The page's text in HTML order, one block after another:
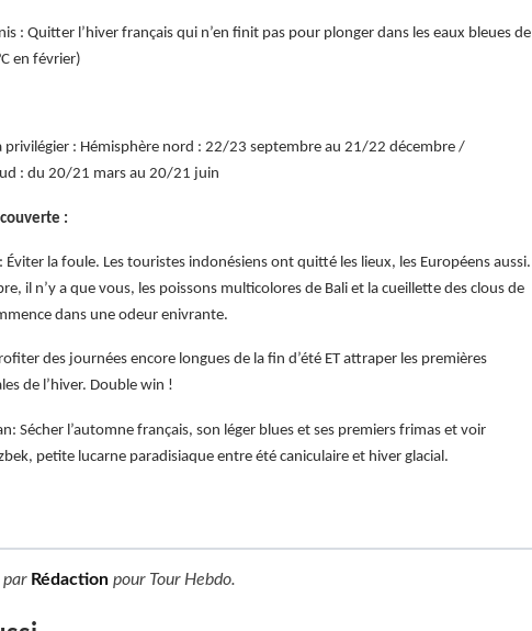
: Quitter l’hiver français qui n’en finit pas pour plonger dans les eaux bleues de
en février)
privilégier : Hémisphère nord : 22/23 septembre au 21/22 décembre /
: du 20/21 mars au 20/21 juin
:
Éviter la foule. Les touristes indonésiens ont quitté les lieux, les Européens aussi.
il n’y a que vous, les poissons multicolores de Bali et la cueillette des clous de
dans une odeur enivrante.
des journées encore longues de la fin d’été ET attraper les premières
de l’hiver. Double win !
Sécher l’automne français, son léger blues et ses premiers frimas et voir
petite lucarne paradisiaque entre été caniculaire et hiver glacial.
par Rédactionpour Tour Hebdo.